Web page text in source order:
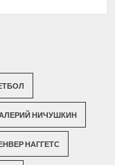
НИЧУШКИН
НАГГЕТС